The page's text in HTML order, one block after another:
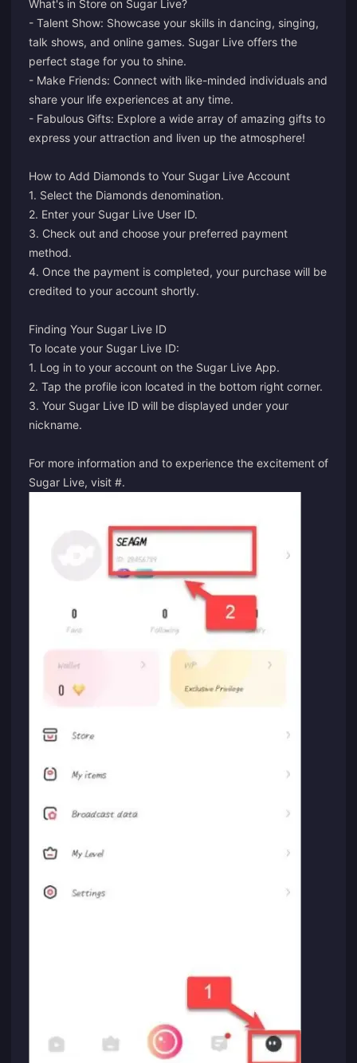
What's in Store on Sugar Live?
- Talent Show: Showcase your skills in dancing, singing,
talk shows, and online games. Sugar Live offers the
perfect stage for you to shine.
- Make Friends: Connect with like-minded individuals and
share your life experiences at any time.
- Fabulous Gifts: Explore a wide array of amazing gifts to
express your attraction and liven up the atmosphere!
How to Add Diamonds to Your Sugar Live Account
1. Select the Diamonds denomination.
2. Enter your Sugar Live User ID.
3. Check out and choose your preferred payment
method.
4. Once the payment is completed, your purchase will be
credited to your account shortly.
Finding Your Sugar Live ID
To locate your Sugar Live ID:
1. Log in to your account on the Sugar Live App.
2. Tap the profile icon located in the bottom right corner.
3. Your Sugar Live ID will be displayed under your
nickname.
For more information and to experience the excitement of
Sugar Live, visit #.